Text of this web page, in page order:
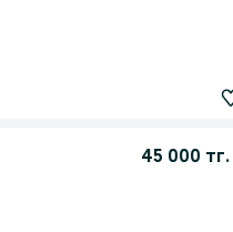
45 000 тг.